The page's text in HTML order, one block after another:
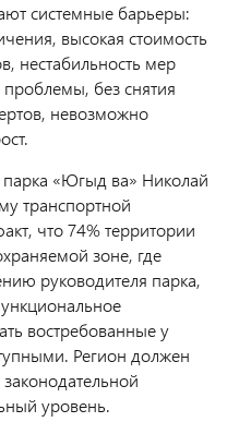
системные барьеры:
высокая стоимость
нестабильность мер
без снятия
невозможно
«Югыд ва» Николай
транспортной
что 74% территории
зоне, где
руководителя парка,
востребованные у
Регион должен
уровень.